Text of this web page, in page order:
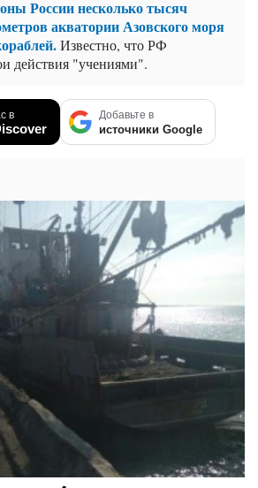
России несколько тысяч
акватории Азовского моря
Известно, что РФ
действия "учениями".
в Добавьте в
источники Google